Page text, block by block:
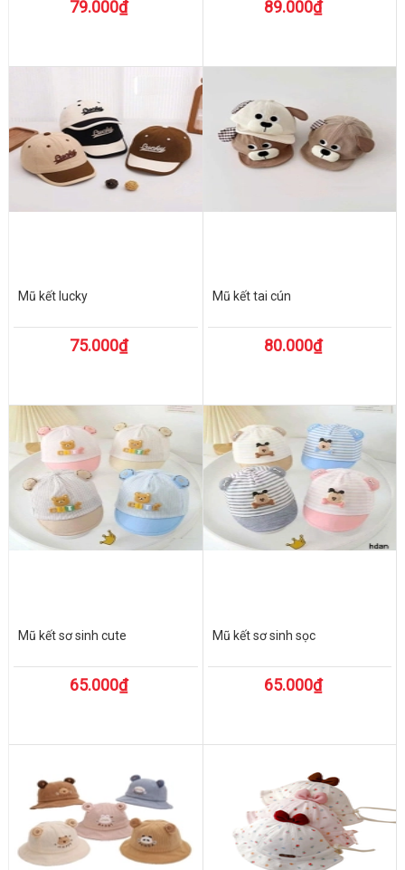
79.000₫ 89.000₫
Mũ kết lucky
75.000₫
Mũ kết tai cún
80.000₫
Mũ kết sơ sinh cute
65.000₫
Mũ kết sơ sinh sọc
65.000₫